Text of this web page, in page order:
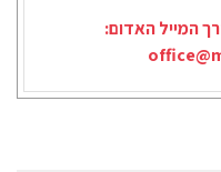
המייל האדום: